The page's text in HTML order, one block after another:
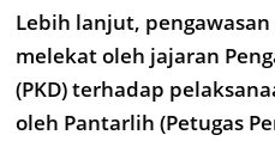
Lebih lanjut,
melekat oleh jajaran
(PKD) terhadap
oleh Pantarlih (Petugas